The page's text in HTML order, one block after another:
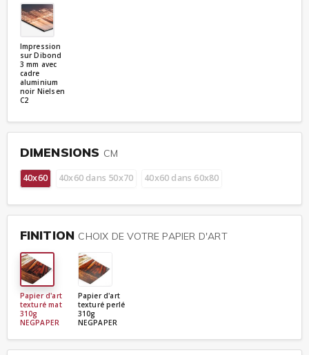
Impression
sur Dibond
3 mm avec
cadre
aluminium
noir Nielsen
C2
DIMENSIONS CM
40x60 40x60 dans 50x70 40x60 dans 60x80
FINITION CHOIX DE VOTRE PAPIER D'ART
Papier d'art
texturé mat
310g
NEGPAPER
Papier d'art
texturé perlé
310g
NEGPAPER